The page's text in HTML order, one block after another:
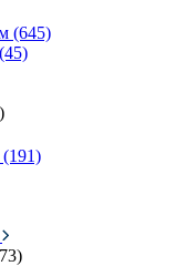
(645)
(191)